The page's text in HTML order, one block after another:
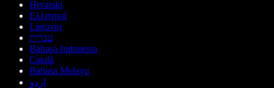
Hrvatski
Ελληνικά
Lietuvių
עברית
Bahasa Indonesia
Català
Bahasa Melayu
اردو